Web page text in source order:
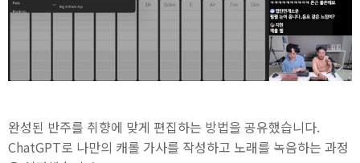
완성된 반주를 취향에 맞게 편집하는 방법을 공유했습니다.
ChatGPT로 나만의 캐롤 가사를 작성하고 노래를 녹음하는 과정